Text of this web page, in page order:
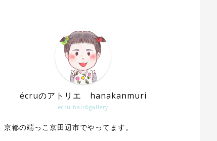
écru hair&gallery
écruのアトリエ hanakanmuri
京都の端っこ京田辺市でやってます。